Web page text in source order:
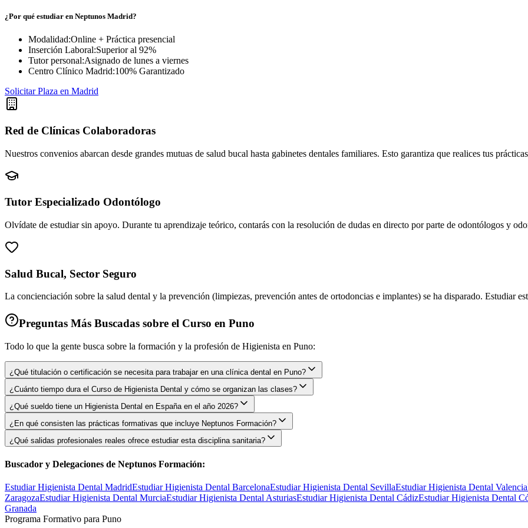
¿Por qué estudiar en Neptunos Madrid?
Modalidad:Online + Práctica presencial
Inserción Laboral:Superior al 92%
Tutor personal:Asignado de lunes a viernes
Centro Clínico Madrid:100% Garantizado
Solicitar Plaza en Madrid
Red de Clínicas Colaboradoras
Nuestros convenios abarcan desde grandes mutuas de salud bucal hasta gabinetes dentales familiares. Esto garantiza que realices tus
Tutor Especializado Odontólogo
Olvídate de estudiar sin apoyo. Durante tu aprendizaje teórico, contarás con la resolución de dudas en directo por parte de odontólogos y
Salud Bucal, Sector Seguro
La concienciación sobre la salud dental y la prevención (limpiezas, prevención antes de ortodoncias e implantes) se ha disparado. Estudiar
Preguntas Más Buscadas sobre el Curso en Puno
Todo lo que la gente busca sobre la formación y la profesión de Higienista en Puno:
¿Qué titulación o certificación se necesita para trabajar en una clínica dental en Puno?
¿Cuánto tiempo dura el Curso de Higienista Dental y cómo se organizan las clases?
¿Qué sueldo tiene un Higienista Dental en España en el año 2026?
¿En qué consisten las prácticas formativas que incluye Neptunos Formación?
¿Qué salidas profesionales reales ofrece estudiar esta disciplina sanitaria?
Buscador y Delegaciones de Neptunos Formación:
Estudiar Higienista Dental MadridEstudiar Higienista Dental BarcelonaEstudiar Higienista Dental SevillaEstudiar Higienista Dental Valencia
ZaragozaEstudiar Higienista Dental MurciaEstudiar Higienista Dental AsturiasEstudiar Higienista Dental CádizEstudiar Higienista Dental
Granada
Programa Formativo para Puno